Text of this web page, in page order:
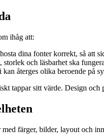
ihåg att:
dina fonter korrekt, så att
storlek och läsbarhet ska
återges olika beroende på
tappar sitt värde. Design och
färger, bilder, layout och